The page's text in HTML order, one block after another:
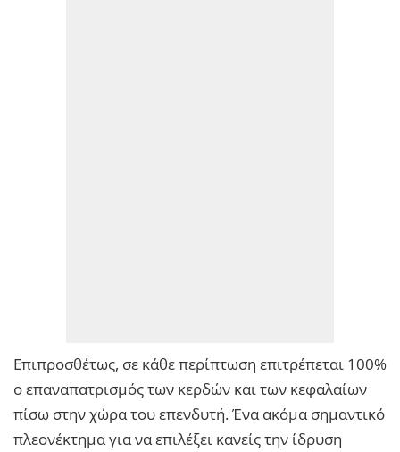
Επιπροσθέτως, σε κάθε περίπτωση επιτρέπεται 100%
ο επαναπατρισμός των κερδών και των κεφαλαίων
πίσω στην χώρα του επενδυτή. Ένα ακόμα σημαντικό
πλεονέκτημα για να επιλέξει κανείς την ίδρυση